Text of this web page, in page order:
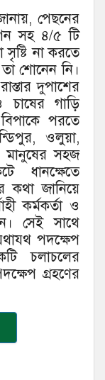
পেছনের
সহ ৪/৫ টি
সৃষ্টি না করতে
শোনেন নি।
দুপাশের
গাড়ি
পরতে
ওলুয়া,
সহজ
ধানক্ষেতে
কথা জানিয়ে
কর্মকর্তা ও
সেই সাথে
পদক্ষেপ
চলাচলের
গ্রহণের